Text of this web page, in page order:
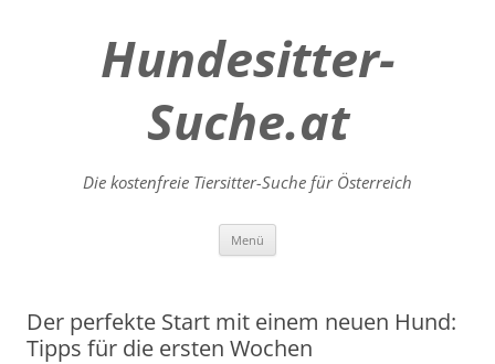
Hundesitter-
Suche.at
Die kostenfreie Tiersitter-Suche für Österreich
Menü
Der perfekte Start mit einem neuen Hund:
Tipps für die ersten Wochen